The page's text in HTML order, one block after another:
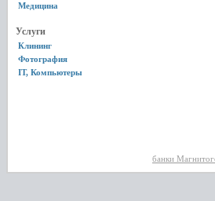
Медицина
Услуги
Клининг
Фотография
IT, Компьютеры
банки